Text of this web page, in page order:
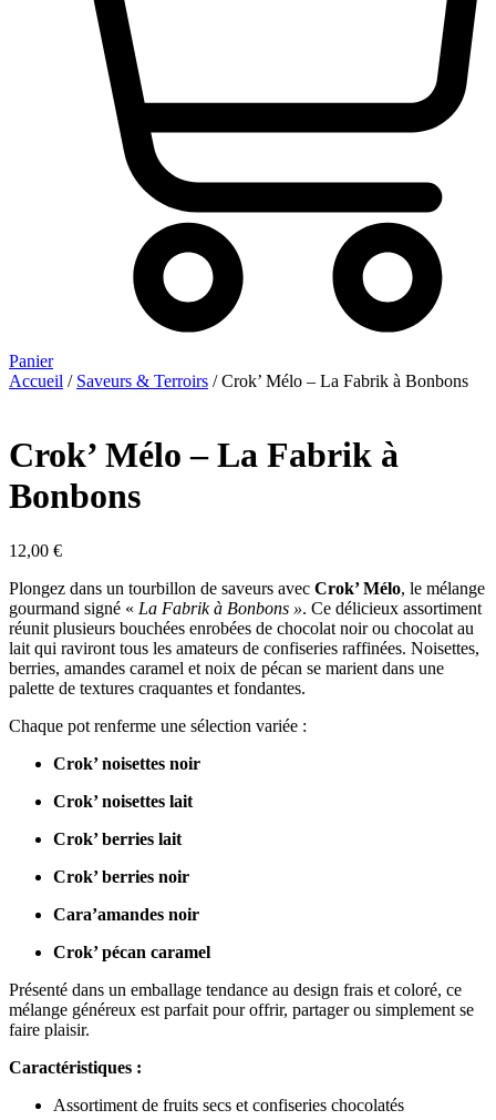
Panier
Accueil / Saveurs & Terroirs / Crok’ Mélo – La Fabrik à Bonbons
Crok’ Mélo – La Fabrik à
Bonbons
12,00 €
Plongez dans un tourbillon de saveurs avec Crok’ Mélo, le mélange
gourmand signé « La Fabrik à Bonbons ». Ce délicieux assortiment
réunit plusieurs bouchées enrobées de chocolat noir ou chocolat au
lait qui raviront tous les amateurs de confiseries raffinées. Noisettes,
berries, amandes caramel et noix de pécan se marient dans une
palette de textures craquantes et fondantes.
Chaque pot renferme une sélection variée :
Crok’ noisettes noir
Crok’ noisettes lait
Crok’ berries lait
Crok’ berries noir
Cara’amandes noir
Crok’ pécan caramel
Présenté dans un emballage tendance au design frais et coloré, ce
mélange généreux est parfait pour offrir, partager ou simplement se
faire plaisir.
Caractéristiques :
Assortiment de fruits secs et confiseries chocolatés